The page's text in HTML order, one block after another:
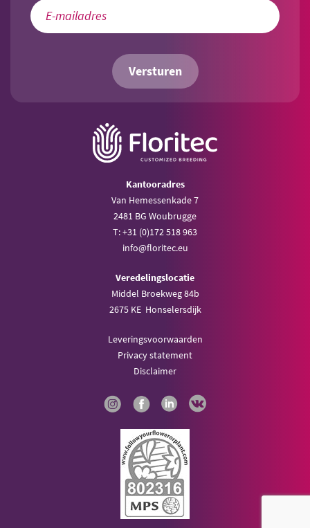
Versturen
Kantooradres
Van Hemessenkade 7
2481 BG Woubrugge
T: +31 (0)172 518 963
info@floritec.eu
Veredelingslocatie
Middel Broekweg 84b
2675 KE Honselersdijk
Leveringsvoorwaarden
Privacy statement
Disclaimer